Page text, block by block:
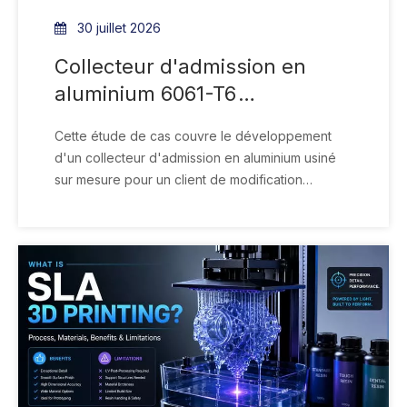
30 juillet 2026
Collecteur d'admission en
aluminium 6061-T6
client canadien
Cette étude de cas couvre le développement
d'un collecteur d'admission en aluminium usiné
sur mesure pour un client de modification
l'aide d'un équipement CNC à cinq axes, plutôt
que d'être produit sous forme de pièce moulée
ou assemblé à partir de plusieurs sections
soudées.